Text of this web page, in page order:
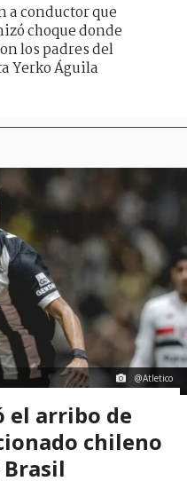
a conductor que
choque donde
los padres del
Yerko Águila
@Atletico
el arribo de
chileno